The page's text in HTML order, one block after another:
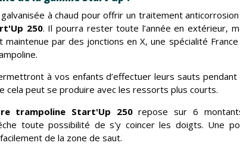
à chaud pour offrir un traitement
250. Il pourra rester toute l’année en extérieur,
maintenue par des jonctions en X, une spécialité
à vos enfants d’effectuer leurs sauts pendant
cela peut se produire avec les ressorts plus courts.
trampoline Start'Up 250repose sur 6
toute possibilité de s'y coincer les doigts. Une
de la zone de saut.